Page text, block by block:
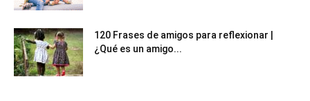
120 Frases de amigos para reflexionar |
¿Qué es un amigo...